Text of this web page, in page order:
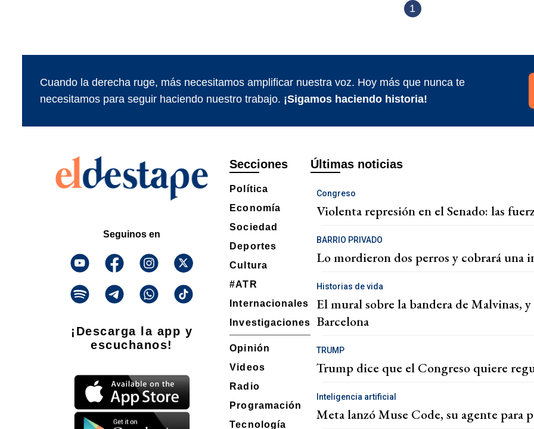
1
Cuando la derecha ruge, más necesitamos amplificar nuestra voz. Hoy más que nunca te
necesitamos para seguir haciendo nuestro trabajo. ¡Sigamos haciendo historia!
Seguinos en
¡Descarga la app y
escuchanos!
Secciones
Política
Economía
Sociedad
Deportes
Cultura
#ATR
Internacionales
Investigaciones
Opinión
Videos
Radio
Programación
Tecnología
Últimas noticias
Congreso
Violenta represión en el Senado: las
BARRIO PRIVADO
Lo mordieron dos perros y cobrará una
Historias de vida
El mural sobre la bandera de Malvinas,
Barcelona
TRUMP
Trump dice que el Congreso quiere
Inteligencia artificial
Meta lanzó Muse Code, su agente para